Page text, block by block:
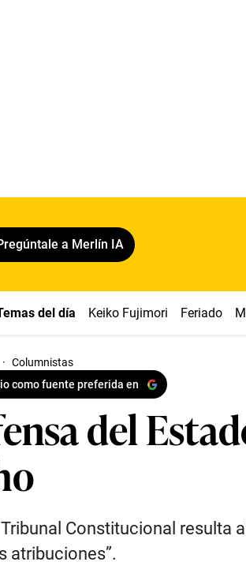
a Merlín IA
del día Keiko Fujimori Feriado
· Columnistas
como fuente preferida en
del
Tribunal Constitucional resulta
atribuciones”.